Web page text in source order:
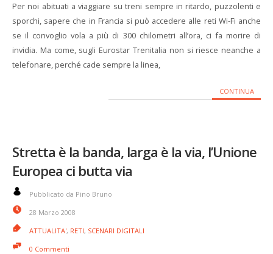
Per noi abituati a viaggiare su treni sempre in ritardo, puzzolenti e
sporchi, sapere che in Francia si può accedere alle reti Wi-Fi anche
se il convoglio vola a più di 300 chilometri all’ora, ci fa morire di
invidia. Ma come, sugli Eurostar Trenitalia non si riesce neanche a
telefonare, perché cade sempre la linea,
CONTINUA
Stretta è la banda, larga è la via, l’Unione
Europea ci butta via
Pubblicato da Pino Bruno
28 Marzo 2008
ATTUALITA', RETI, SCENARI DIGITALI
0 Commenti